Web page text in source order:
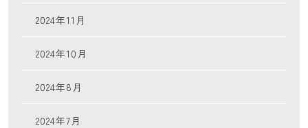
2024年11月
2024年10月
2024年8月
2024年7月